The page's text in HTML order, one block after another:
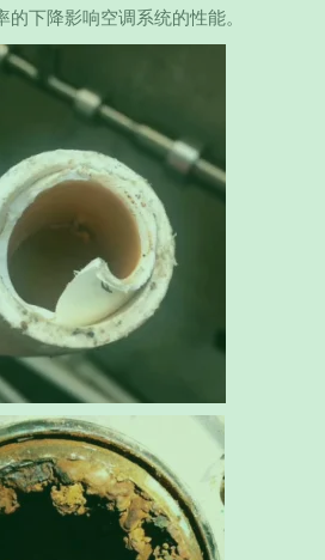
下降影响空调系统的性能。